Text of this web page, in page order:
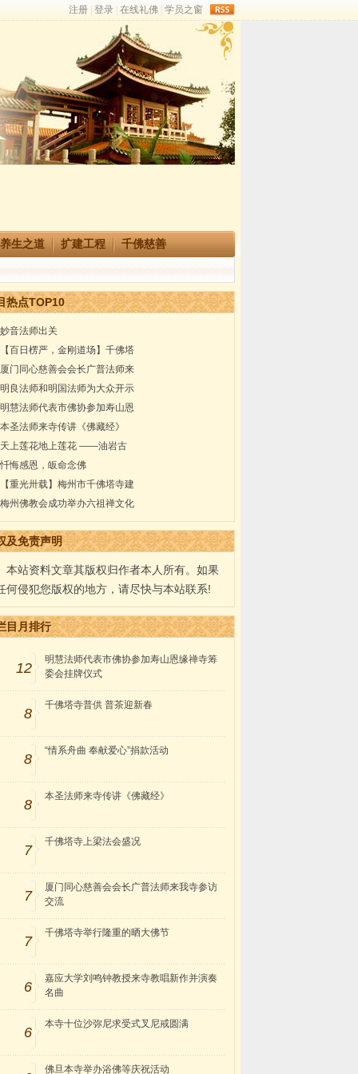
养生之道 扩建工程 千佛慈善
热点TOP10
妙音法师出关
【百日楞严，金刚道场】千佛塔
厦门同心慈善会会长广普法师来
明良法师和明国法师为大众开示
明慧法师代表市佛协参加寿山恩
本圣法师来寺传讲《佛藏经》
天上莲花地上莲花 ——油岩古
忏悔感恩，皈命念佛
【重光卅载】梅州市千佛塔寺建
梅州佛教会成功举办六祖禅文化
及免责声明
本站资料文章其版权归作者本人所有。如果
何侵犯您版权的地方，请尽快与本站联系!
目月排行
12
明慧法师代表市佛协参加寿山恩缘禅寺筹
委会挂牌仪式
8
千佛塔寺普供 普茶迎新春
8
“情系舟曲 奉献爱心”捐款活动
8
本圣法师来寺传讲《佛藏经》
7
千佛塔寺上梁法会盛况
7
厦门同心慈善会会长广普法师来我寺参访
交流
7
千佛塔寺举行隆重的晒大佛节
6
嘉应大学刘鸣钟教授来寺教唱新作并演奏
名曲
6
本寺十位沙弥尼求受式叉尼戒圆满
佛旦本寺举办浴佛等庆祝活动